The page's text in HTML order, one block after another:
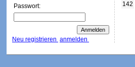
Passwort:
Neu registrieren anmelden
142